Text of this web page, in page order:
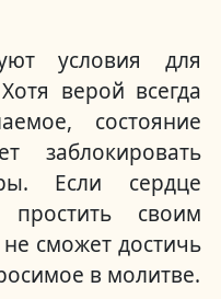
условия для
Хотя верой всегда
состояние
заблокировать
Если сердце
своим
сможет достичь
в молитве.